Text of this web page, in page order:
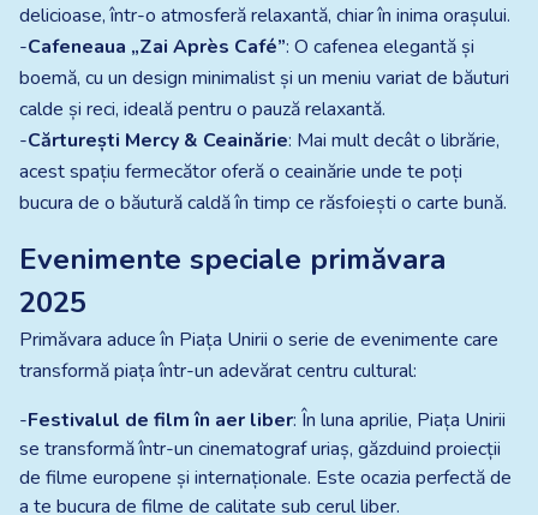
delicioase, într-o atmosferă relaxantă, chiar în inima orașului.
-Cafeneaua „Zai Après Café”: O cafenea elegantă și
boemă, cu un design minimalist și un meniu variat de băuturi
calde și reci, ideală pentru o pauză relaxantă.
-Cărturești Mercy & Ceainărie: Mai mult decât o librărie,
acest spațiu fermecător oferă o ceainărie unde te poți
bucura de o băutură caldă în timp ce răsfoiești o carte bună.
Evenimente speciale primăvara
2025
Primăvara aduce în Piața Unirii o serie de evenimente care
transformă piața într-un adevărat centru cultural:
-Festivalul de film în aer liber: În luna aprilie, Piața Unirii
se transformă într-un cinematograf uriaș, găzduind proiecții
de filme europene și internaționale. Este ocazia perfectă de
a te bucura de filme de calitate sub cerul liber.​